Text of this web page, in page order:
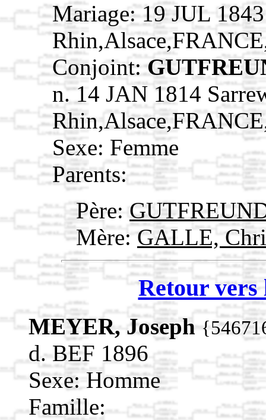
Mariage: 19 JUL
Conjoint:
n. 14 JAN 1814
Sexe: Femme
Parents:
Père:
Mère:GALLE,
Retour vers
MEYER, Joseph
d. BEF 1896
Sexe: Homme
Famille: